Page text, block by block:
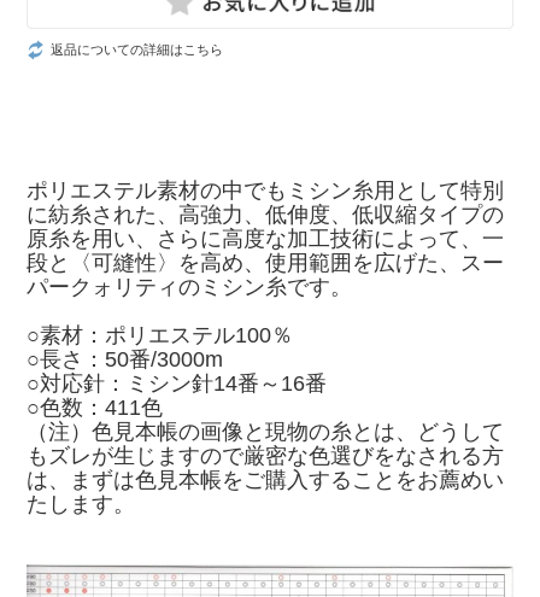
返品についての詳細はこちら
ポリエステル素材の中でもミシン糸用として特別
に紡糸された、高強力、低伸度、低収縮タイプの
原糸を用い、さらに高度な加工技術によって、一
段と〈可縫性〉を高め、使用範囲を広げた、スー
パークォリティのミシン糸です。
○素材：ポリエステル100％
○長さ：50番/3000m
○対応針：ミシン針14番～16番
○色数：411色
（注）色見本帳の画像と現物の糸とは、どうして
もズレが生じますので厳密な色選びをなされる方
は、まずは色見本帳をご購入することをお薦めい
たします。